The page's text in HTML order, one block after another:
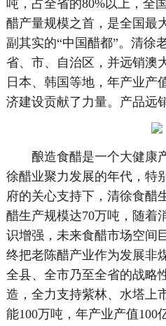
吨，占全省的80%以上，全
醋产量规模之首，是全国最
副其实的“中国醋都”。清徐
省、市、自治区，并远销澳
日本、韩国等地，年产业产
济建设贡献了力量。产品远
酿造食醋是一个大健康
徐醋业聚力发展的年代，特
府的关心支持下，清徐食醋
醋生产规模达70万吨，随着
识增强，未来食醋市场空间
终把老陈醋产业作为发展非
全县、全市乃至全省的战略
造，全力支持紫林、水塔上
能100万吨，年产业产值100